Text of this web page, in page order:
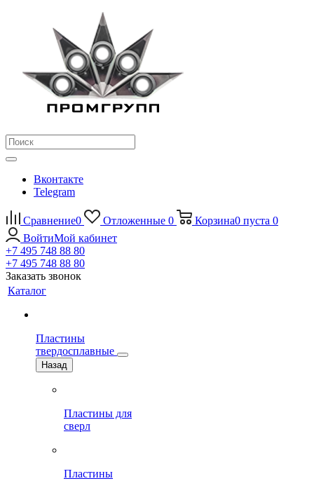
Вконтакте
Telegram
Сравнение0 Отложенные 0 Корзина0 пуста 0
ВойтиМой кабинет
+7 495 748 88 80
+7 495 748 88 80
Заказать звонок
Каталог
Пластины
твердосплавные
Назад
Пластины для
сверл
Пластины